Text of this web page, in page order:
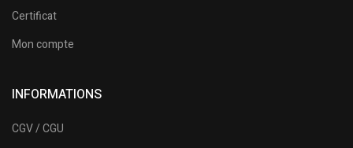
Certificat
Mon compte
INFORMATIONS
CGV / CGU